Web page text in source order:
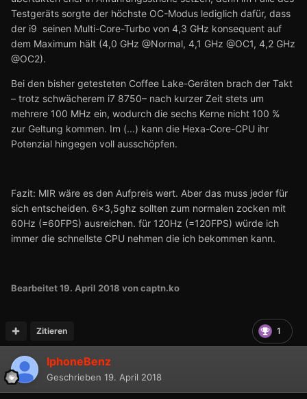
Testgeräts sorgte der höchste OC-Modus lediglich dafür, dass
der i9 seinen Multi-Core-Turbo von 4,3 GHz konsequent auf
dem Maximum hält (4,0 GHz @Normal, 4,1 GHz @OC1, 4,2 GHz
@OC2).
Bei den bisher getesteten Coffee Lake-Geräten brach der Takt
– trotz schwächerem i7 8750– nach kurzer Zeit stets um
mehrere 100 MHz ein, wodurch die sechs Kerne nicht 100 %
zur Geltung kommen. Im (...) kann die Hexa-Core-CPU ihr
Potenzial hingegen voll ausschöpfen.
Fazit: MIR wäre es den Aufpreis wert. Aber das muss jeder für
sich entscheiden. 6x3,5ghz sollten zum normalen zocken mit
60Hz (=60FPS) ausreichen. für 120Hz (=120FPS) würde ich
immer die schnellste CPU nehmen die ich bekommen kann.
Bearbeitet19. April 2018 von captn.ko
1
Zitieren
IphoneBenz
Geschrieben 19. April 2018